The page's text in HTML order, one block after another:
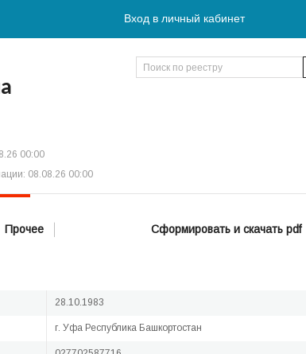
Вход в личный кабинет
00:00
08.08.26 00:00
Прочее Сформировать и скачать pdf
28.10.1983
г. Уфа Республика Башкортостан